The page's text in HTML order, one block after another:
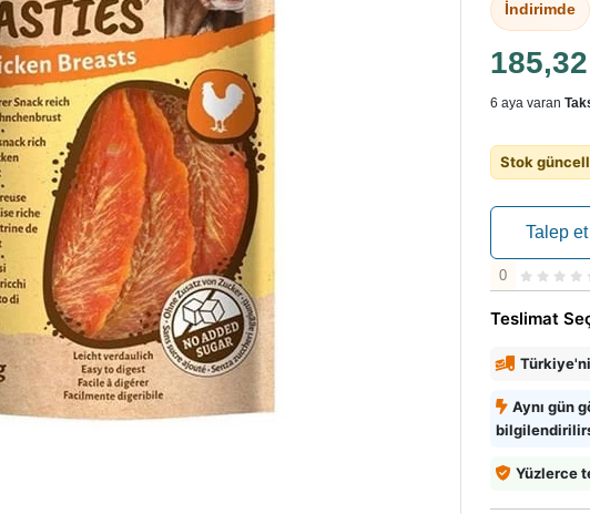
İndirimde
185,32
6 aya varan
Stok
Talep et
0
Teslimat
Aynı gün
Yüzlerce